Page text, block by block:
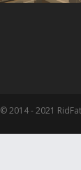
© 2014 - 2021